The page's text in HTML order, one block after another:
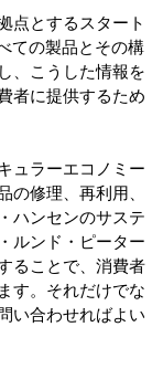
点とするスタート
ての製品とその構
、こうした情報を
者に提供するため
ュラーエコノミー
修理、再利用、
ハンセンのサステ
ルンド・ピーター
ることで、消費者
す。それだけでな
い合わせればよい